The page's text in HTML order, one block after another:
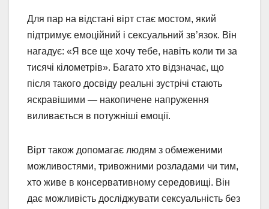
Для пар на відстані вірт стає мостом, який
підтримує емоційний і сексуальний зв’язок. Він
нагадує: «Я все ще хочу тебе, навіть коли ти за
тисячі кілометрів». Багато хто відзначає, що
після такого досвіду реальні зустрічі стають
яскравішими — накопичене напруження
виливається в потужніші емоції.
Вірт також допомагає людям з обмеженими
можливостями, тривожними розладами чи тим,
хто живе в консервативному середовищі. Він
дає можливість досліджувати сексуальність без